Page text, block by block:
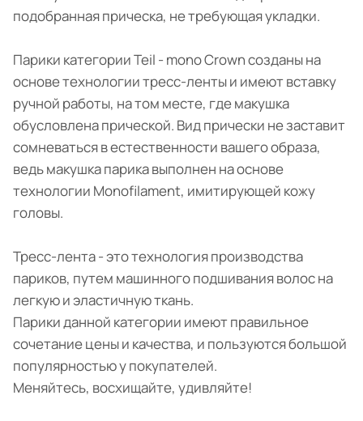
подобранная прическа, не требующая укладки.
Парики категории Teil - mono Crown созданы на
основе технологии тресс-ленты и имеют вставку
ручной работы, на том месте, где макушка
обусловлена прической. Вид прически не заставит
сомневаться в естественности вашего образа,
ведь макушка парика выполнен на основе
технологии Monofilament, имитирующей кожу
головы.
Тресс-лента - это технология производства
париков, путем машинного подшивания волос на
легкую и эластичную ткань.
Парики данной категории имеют правильное
сочетание цены и качества, и пользуются большой
популярностью у покупателей.
Меняйтесь, восхищайте, удивляйте!